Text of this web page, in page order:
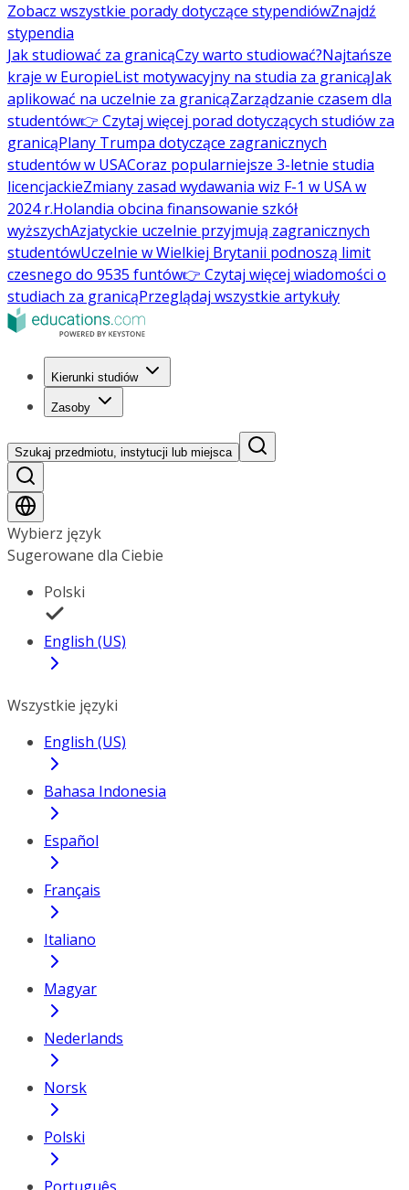
Zobacz wszystkie porady dotyczące stypendiówZnajdź
stypendia
Jak studiować za granicąCzy warto studiować?Najtańsze
kraje w EuropieList motywacyjny na studia za granicąJak
aplikować na uczelnie za granicąZarządzanie czasem dla
studentów👉 Czytaj więcej porad dotyczących studiów za
granicąPlany Trumpa dotyczące zagranicznych
studentów w USACoraz popularniejsze 3-letnie studia
licencjackieZmiany zasad wydawania wiz F-1 w USA w
2024 r.Holandia obcina finansowanie szkół
wyższychAzjatyckie uczelnie przyjmują zagranicznych
studentówUczelnie w Wielkiej Brytanii podnoszą limit
czesnego do 9535 funtów👉 Czytaj więcej wiadomości o
studiach za granicąPrzeglądaj wszystkie artykuły
Kierunki studiów
Zasoby
Szukaj przedmiotu, instytucji lub miejsca
Wybierz język
Sugerowane dla Ciebie
Polski
English (US)
Wszystkie języki
English (US)
Bahasa Indonesia
Español
Français
Italiano
Magyar
Nederlands
Norsk
Polski